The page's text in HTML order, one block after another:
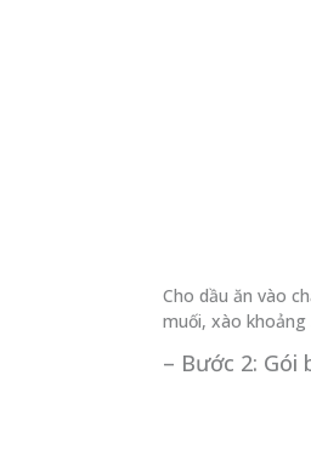
Cho dầu ăn vào
muối, xào
– Bước 2: Gói